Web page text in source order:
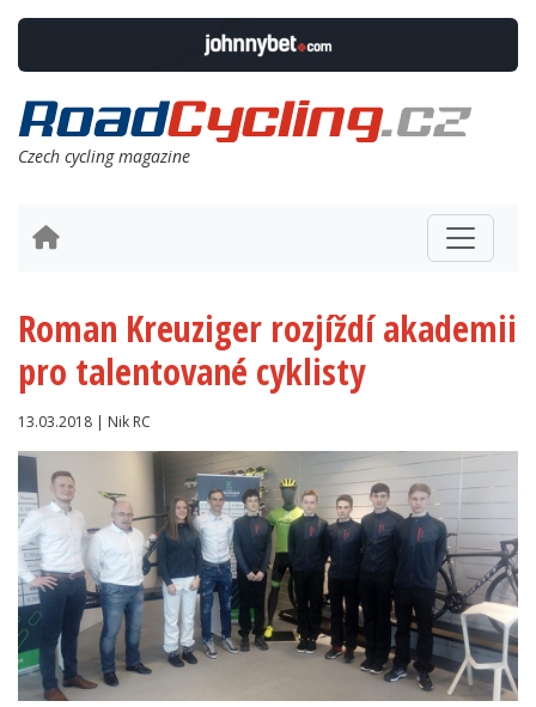
Czech cycling magazine
Roman Kreuziger rozjíždí akademii
pro talentované cyklisty
13.03.2018 | Nik RC